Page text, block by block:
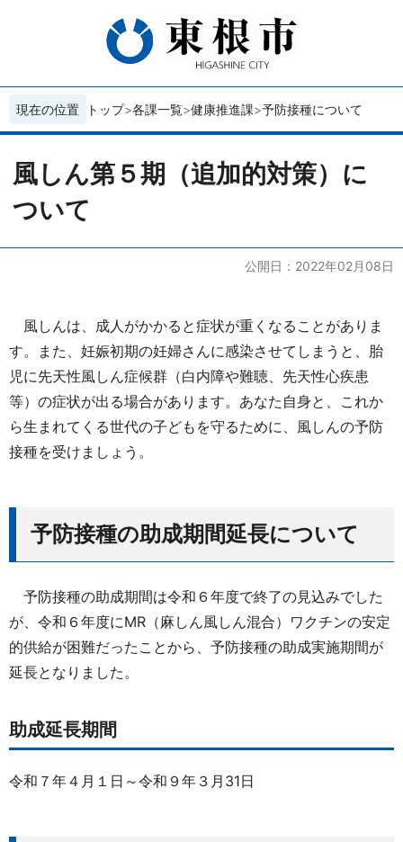
現在の位置 トップ 各課一覧 健康推進課 予防接種について
風しん第５期（追加的対策）に
ついて
公開日：2022年02月08日
風しんは、成人がかかると症状が重くなることがありま
す。また、妊娠初期の妊婦さんに感染させてしまうと、胎
児に先天性風しん症候群（白内障や難聴、先天性心疾患
等）の症状が出る場合があります。あなた自身と、これか
ら生まれてくる世代の子どもを守るために、風しんの予防
接種を受けましょう。
予防接種の助成期間延長について
予防接種の助成期間は令和６年度で終了の見込みでした
が、令和６年度にMR（麻しん風しん混合）ワクチンの安定
的供給が困難だったことから、予防接種の助成実施期間が
延長となりました。
助成延長期間
令和７年４月１日～令和９年３月31日